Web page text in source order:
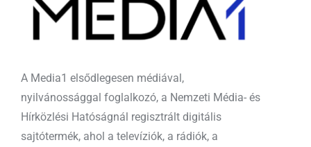
A Media1 elsődlegesen médiával,
nyilvánossággal foglalkozó, a Nemzeti Média- és
Hírközlési Hatóságnál regisztrált digitális
sajtótermék, ahol a televíziók, a rádiók, a